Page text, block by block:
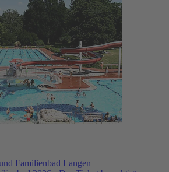
Familienbad Langen